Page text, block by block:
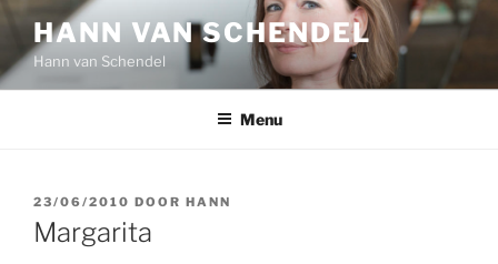
Ga
de
inhoud
HANN VAN SCHENDEL
Hann van Schendel
Menu
GEPLAATST
OP
23/06/2010 DOOR HANN
Margarita